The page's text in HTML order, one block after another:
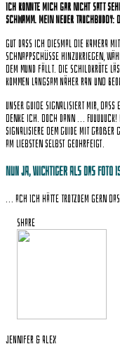
Ich konnte mich gar nicht satt
schwamm. Mein neuer
Gut dass ich diesmal die Kamera
Schnappschüsse hinzukriegen,
dem Mund fällt. Die Schildkröte
kommen langsam näher ran und
Unser Guide signalisiert mir, dass
denke ich. Doch dann …
signalisiere dem Guide mit
am liebsten selbst geohrfeigt.
Nun ja, wichtiger als das Foto
… ach ich hätte trotzdem gern
Share
Jennifer & Alex